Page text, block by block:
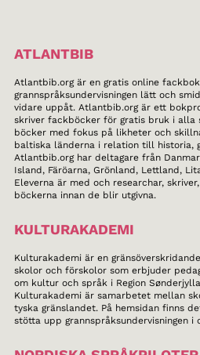
ATLANTBIB
Atlantbib.org är en gratis online
grannspråksundervisningen lätt och
vidare uppåt. Atlantbib.org är ett
skriver fackböcker för gratis bruk i alla
böcker med fokus på likheter och
baltiska länderna i relation till historia,
Atlantbib.org har deltagare från
Island, Färöarna, Grönland, Lettland,
Eleverna är med och researchar,
böckerna innan de blir utgivna.
KULTURAKADEMI
Kulturakademi är en
skolor och förskolor som erbjuder
om kultur och språk i Region
Kulturakademi är samarbetet mellan
tyska gränslandet. På hemsidan finns
stötta upp grannspråksundervisningen i